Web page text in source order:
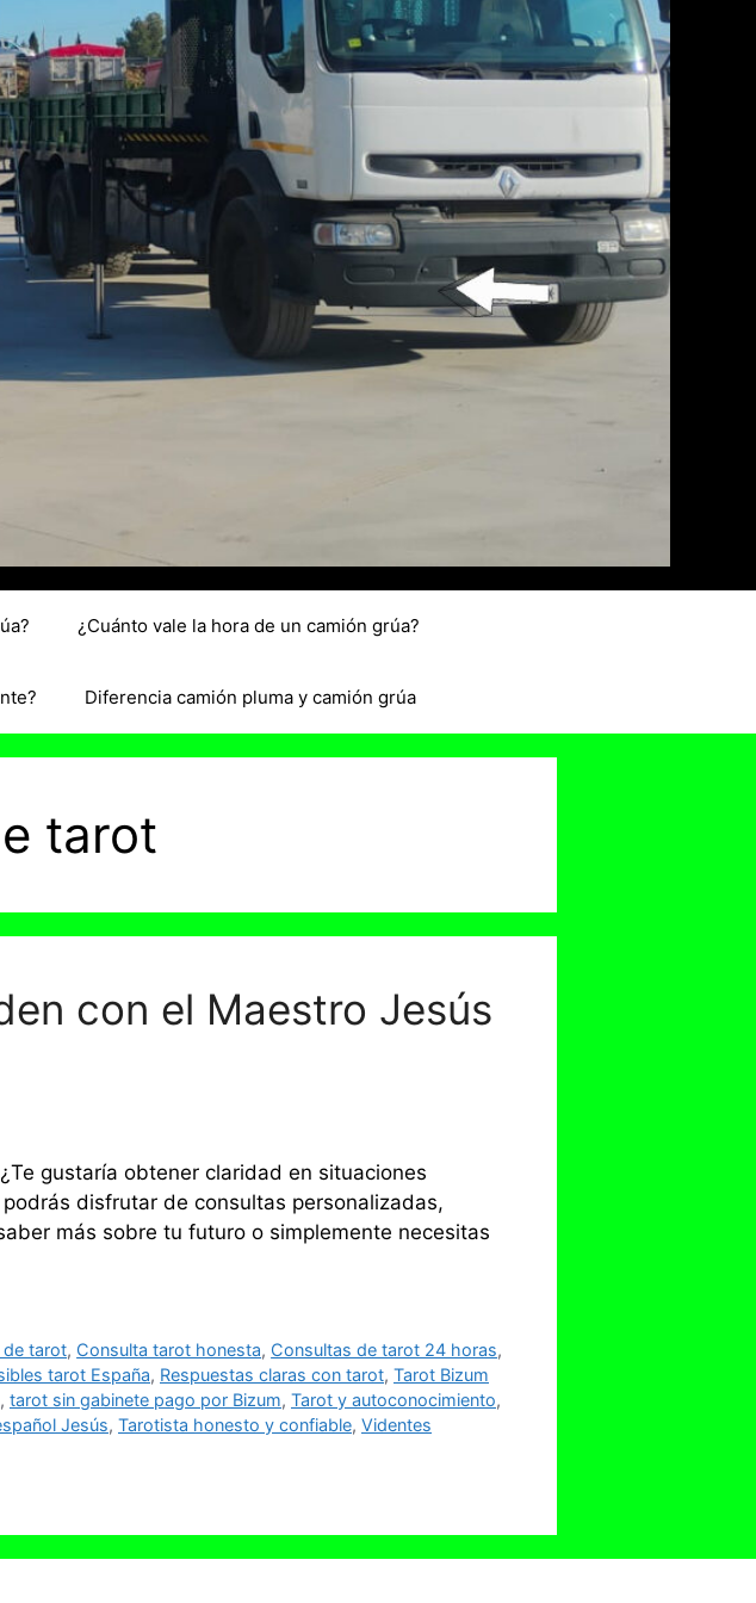
¿Cuánto vale la hora de un camión grúa?
Diferencia camión pluma y camión grúa
tarot
con el Maestro Jesús
gustaría obtener claridad en situaciones
disfrutar de consultas personalizadas,
más sobre tu futuro o simplemente necesitas
de tarot, Consulta tarot honesta, Consultas de tarot 24 horas,
tarot España, Respuestas claras con tarot, Tarot Bizum
, tarot sin gabinete pago por Bizum, Tarot y autoconocimiento,
Jesús, Tarotista honesto y confiable, Videntes